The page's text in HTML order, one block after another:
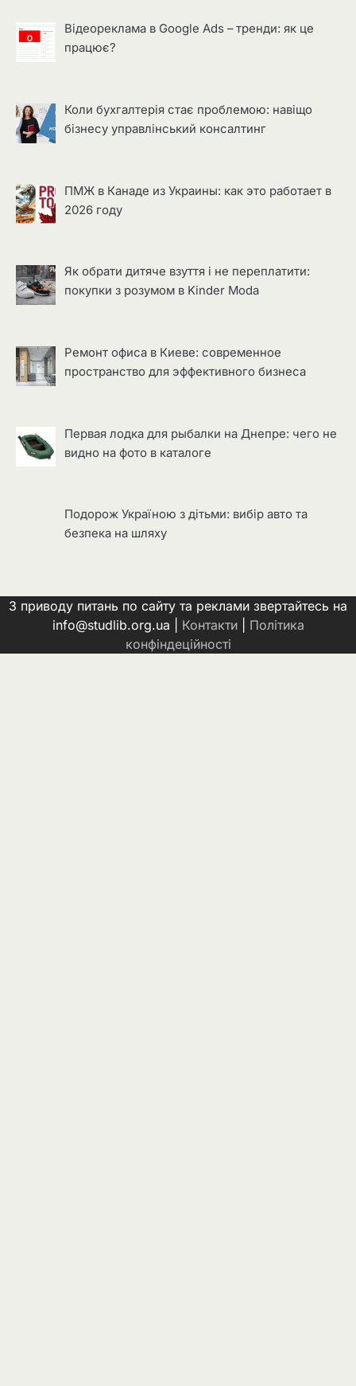
Відеореклама в Google Ads – тренди: як це
працює?
Коли бухгалтерія стає проблемою: навіщо
бізнесу управлінський консалтинг
ПМЖ в Канаде из Украины: как это работает в
2026 году
Як обрати дитяче взуття і не переплатити:
покупки з розумом в Kinder Moda
Ремонт офиса в Киеве: современное
пространство для эффективного бизнеса
Первая лодка для рыбалки на Днепре: чего не
видно на фото в каталоге
Подорож Україною з дітьми: вибір авто та
безпека на шляху
З приводу питань по сайту та реклами звертайтесь на
info@studlib.org.ua | Контакти| Політика
конфіндеційності